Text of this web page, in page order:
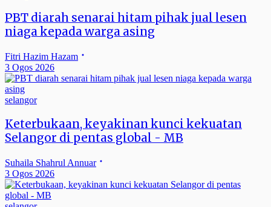
PBT diarah senarai hitam pihak jual lesen
niaga kepada warga asing
Fitri Hazim Hazam
3 Ogos 2026
selangor
Keterbukaan, keyakinan kunci kekuatan
Selangor di pentas global - MB
Suhaila Shahrul Annuar
3 Ogos 2026